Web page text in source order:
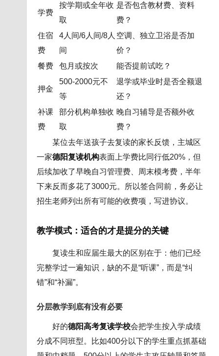
学费
按学期或全年收
取
是否包含教材费、资料
费？
住宿
费
4人间/6人间/8人
间
空调、独立卫浴是否加
价？
餐费
包月或按次 能否提前试吃？
押金
500-2000元不
等
退学或毕业时是否全额退
还？
补课
费
部分机构单独收
取
晚自习辅导是否额外收
费？
某位去年送孩子去复读的家长反馈，主城区
一家德阳复读机构表面上学费比同行低20%，但
后续加收了早晚自习管理费、周末模考费，半年
下来反而多花了3000元。所以签合同前，务必让
招生老师列出所有可能的收费项，写进协议。
教学模式：适合的才是提分的关键
复读生和应届生最大的区别在于：他们已经
完整学过一遍知识，缺的不是“听课”，而是“纠
错”和“补漏”。
分层教学到底有没有必要
好的德阳高考复读学校会把学生按入学成绩
分成不同班型。比如400分以下的学生重点抓基础